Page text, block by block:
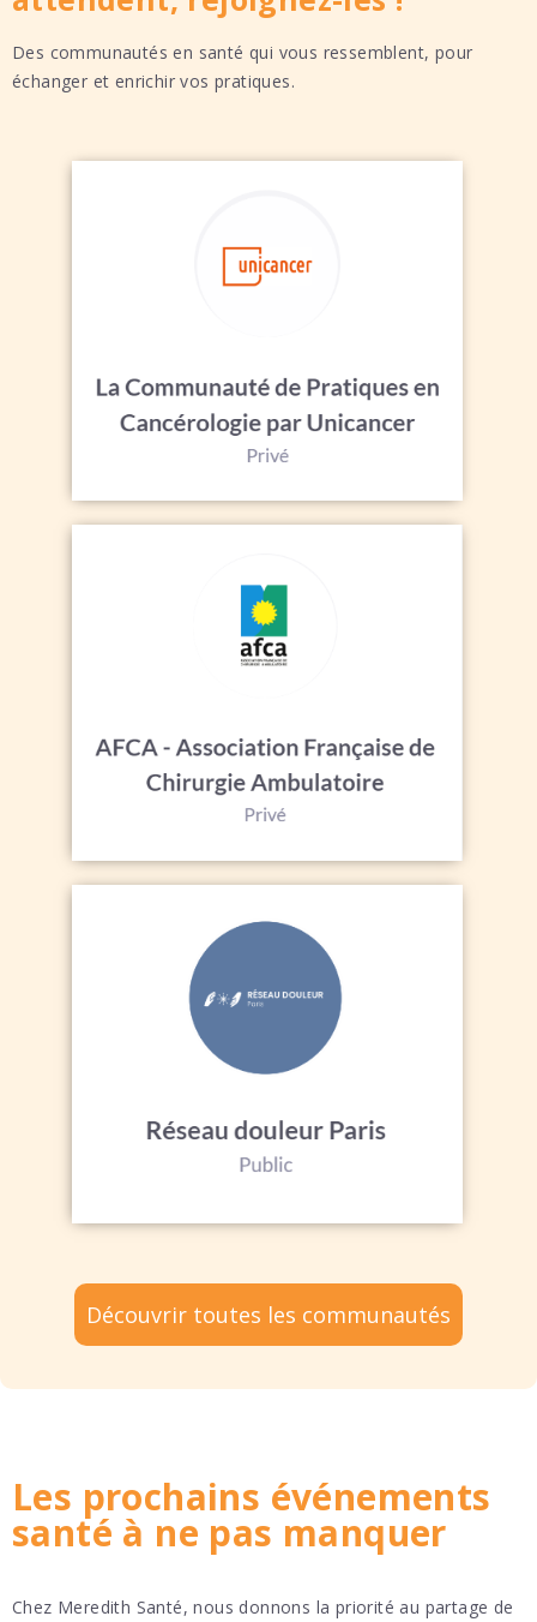
Des communautés en santé qui vous ressemblent, pour
échanger et enrichir vos pratiques.
Découvrir toutes les communautés
Les prochains événements
santé à ne pas manquer
Chez Meredith Santé, nous donnons la priorité au partage de